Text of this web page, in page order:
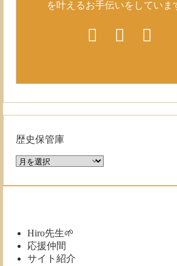
を叶えるお手伝いをしていま
歴史保管庫
歴
保
Hiro先生🌱
応援仲間
サイト紹介